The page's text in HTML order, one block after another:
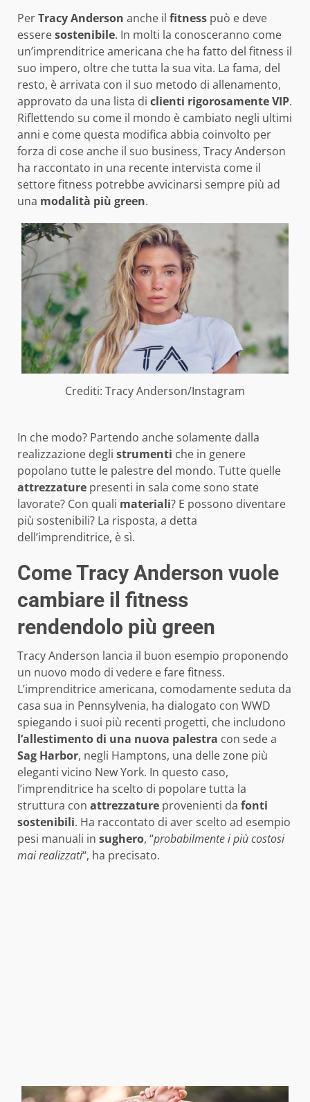
PerTracy Anderson anche il fitness può e deve
esseresostenibile. In molti la conosceranno come
un’imprenditrice americana che ha fatto del fitness il
suo impero, oltre che tutta la sua vita. La fama, del
resto, è arrivata con il suo metodo di allenamento,
approvato da una lista di clienti rigorosamente VIP.
Riflettendo su come il mondo è cambiato negli ultimi
anni e come questa modifica abbia coinvolto per
forza di cose anche il suo business, Tracy Anderson
ha raccontato in una recente intervista come il
settore fitness potrebbe avvicinarsi sempre più ad
una modalità più green.
Crediti: Tracy Anderson/Instagram
In che modo? Partendo anche solamente dalla
realizzazione degli strumenti che in genere
popolano tutte le palestre del mondo. Tutte quelle
attrezzature presenti in sala come sono state
lavorate? Con quali materiali? E possono diventare
più sostenibili? La risposta, a detta
dell’imprenditrice, è sì.
Come Tracy Anderson vuole
cambiare il fitness
rendendolo più green
Tracy Anderson lancia il buon esempio proponendo
un nuovo modo di vedere e fare fitness.
L’imprenditrice americana, comodamente seduta da
casa sua in Pennsylvenia, ha dialogato con WWD
spiegando i suoi più recenti progetti, che includono
l’allestimento di una nuova palestra con sede a
Sag Harbor, negli Hamptons, una delle zone più
eleganti vicino New York. In questo caso,
l’imprenditrice ha scelto di popolare tutta la
struttura con attrezzature provenienti da fonti
sostenibili. Ha raccontato di aver scelto ad esempio
pesi manuali in sughero, “probabilmente i più costosi
mai realizzati“, ha precisato.